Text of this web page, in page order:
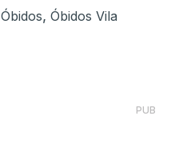
Óbidos, Óbidos Vila
PUB